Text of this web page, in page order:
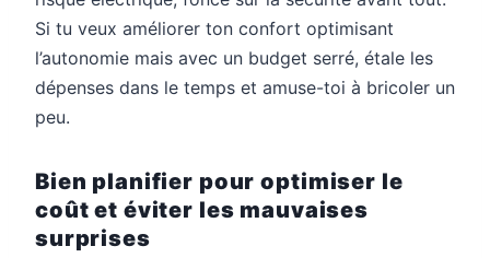
Si tu veux améliorer ton confort optimisant
l’autonomie mais avec un budget serré, étale les
dépenses dans le temps et amuse-toi à bricoler un
peu.
Bien planifier pour optimiser le
coût et éviter les mauvaises
surprises